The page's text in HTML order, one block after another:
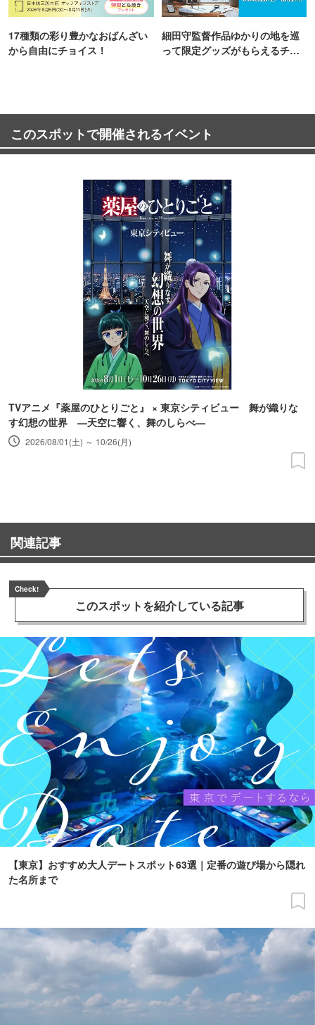
17種類の彩り豊かなおばんざい
から自由にチョイス！
細田守監督作品ゆかりの地を巡
って限定グッズがもらえるチャ
このスポットで開催されるイベント
TVアニメ『薬屋のひとりごと』 × 東京シティビュー 舞が織りな
す幻想の世界 ―天空に響く、舞のしらべ―
2026/08/01(土) ～ 10/26(月)
関連記事
Check!
このスポットを紹介している記事
【東京】おすすめ大人デートスポット63選｜定番の遊び場から隠れ
た名所まで